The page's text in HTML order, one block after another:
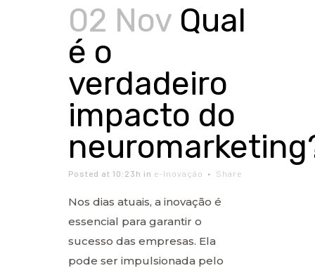
02 Nov Qual
é o
verdadeiro
impacto do
Posted at 10:23h in e-Inovação Share
Nos dias atuais, a inovação é
essencial para garantir o
sucesso das empresas. Ela
pode ser impulsionada pelo